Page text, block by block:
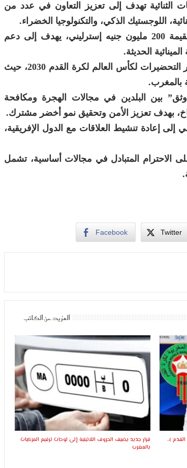
الثنائية تهدف إلى تعزيز التعاون في عدد من
اللوجستيك الذكي، والتكنولوجيا الخضراء.
وفي هذا الإطار، أشارت وزارة الخارجية البريطانية إلى اتفاق تعاون بقيمة 200 مليون جنيه إسترليني، يهدف إلى دعم
الحديثة.
ويعد مجال الرياضة أيضا محورا مركزيا في هذا التعاون، لاسيما في إطار التحضيرات لكأس العالم لكرة القدم 2030، حيث
بالمغرب.
بين البلدين في مجالات الهجرة ومكافحة
بهدف تعزيز الأمن وتحقيق نمو أخضر مشترك.
إلى إعادة تنشيط العلاقات مع الدول الإفريقية،
الاحترام المتبادل في مجالات أساسية، تشمل
Facebook Twitter
المزيد عن الكاتب
– تارانتو 2026 (كرة القدم )..
قرار جديد يضيف الحروف اللاتينية إلى لوحات ترقيم المركبات
بالمغرب